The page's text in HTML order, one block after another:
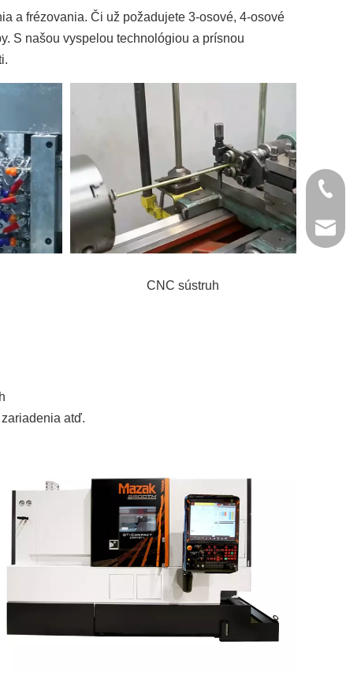
a frézovania. Či už požadujete 3-osové, 4-osové
S našou vyspelou technológiou a prísnou
CNC sústruh
zariadenia atď.
+86-